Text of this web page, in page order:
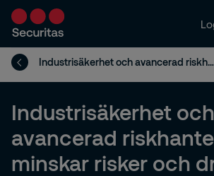
Industrisäkerhet och avancerad riskhantering
Industrisäkerhet och
avancerad
minskar risker och